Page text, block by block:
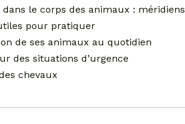
dans le corps des animaux : méridiens
pour pratiquer
de ses animaux au quotidien
des situations d’urgence
chevaux